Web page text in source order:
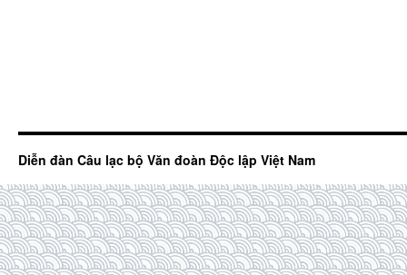
Diễn đàn Câu lạc bộ Văn đoàn Độc lập Việt Nam